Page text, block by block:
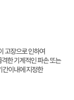
고장으로 인하여
한 기계적인 파손 또는
간이내에 지정한